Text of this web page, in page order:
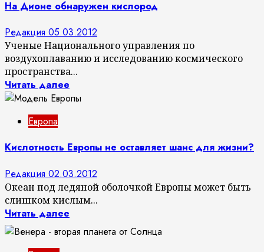
На Дионе обнаружен кислород
Редакция 05.03.2012
Ученые Национального управления по
воздухоплаванию и исследованию космического
пространства...
Читать далее
Европа
Кислотность Европы не оставляет шанс для жизни?
Редакция 02.03.2012
Океан под ледяной оболочкой Европы может быть
слишком кислым...
Читать далее